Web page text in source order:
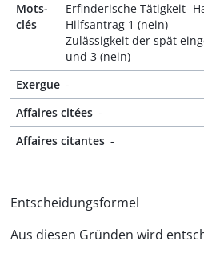
Mots-
clés
Erfinderische Tätigkeit-
Hilfsantrag 1 (nein)
Zulässigkeit der spät
und 3 (nein)
Exergue -
Affaires citées -
Affaires citantes -
Entscheidungsformel
Aus diesen Gründen wird